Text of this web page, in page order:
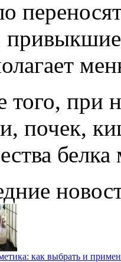
того, при
почек,
как выбрать и